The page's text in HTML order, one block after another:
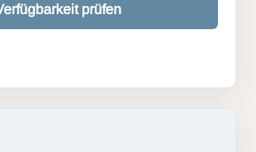
prüfen